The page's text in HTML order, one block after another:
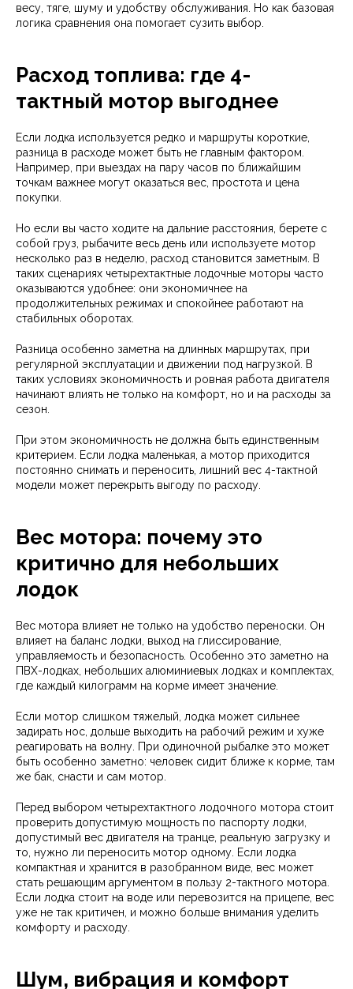
весу, тяге, шуму и удобству обслуживания. Но как базовая
логика сравнения она помогает сузить выбор.
Расход топлива: где 4-
тактный мотор выгоднее
Если лодка используется редко и маршруты короткие,
разница в расходе может быть не главным фактором.
Например, при выездах на пару часов по ближайшим
точкам важнее могут оказаться вес, простота и цена
покупки.
Но если вы часто ходите на дальние расстояния, берете с
собой груз, рыбачите весь день или используете мотор
несколько раз в неделю, расход становится заметным. В
таких сценариях четырехтактные лодочные моторы часто
оказываются удобнее: они экономичнее на
продолжительных режимах и спокойнее работают на
стабильных оборотах.
Разница особенно заметна на длинных маршрутах, при
регулярной эксплуатации и движении под нагрузкой. В
таких условиях экономичность и ровная работа двигателя
начинают влиять не только на комфорт, но и на расходы за
сезон.
При этом экономичность не должна быть единственным
критерием. Если лодка маленькая, а мотор приходится
постоянно снимать и переносить, лишний вес 4-тактной
модели может перекрыть выгоду по расходу.
Вес мотора: почему это
критично для небольших
лодок
Вес мотора влияет не только на удобство переноски. Он
влияет на баланс лодки, выход на глиссирование,
управляемость и безопасность. Особенно это заметно на
ПВХ-лодках, небольших алюминиевых лодках и комплектах,
где каждый килограмм на корме имеет значение.
Если мотор слишком тяжелый, лодка может сильнее
задирать нос, дольше выходить на рабочий режим и хуже
реагировать на волну. При одиночной рыбалке это может
быть особенно заметно: человек сидит ближе к корме, там
же бак, снасти и сам мотор.
Перед выбором четырехтактного лодочного мотора стоит
проверить допустимую мощность по паспорту лодки,
допустимый вес двигателя на транце, реальную загрузку и
то, нужно ли переносить мотор одному. Если лодка
компактная и хранится в разобранном виде, вес может
стать решающим аргументом в пользу 2-тактного мотора.
Если лодка стоит на воде или перевозится на прицепе, вес
уже не так критичен, и можно больше внимания уделить
комфорту и расходу.
Шум, вибрация и комфорт